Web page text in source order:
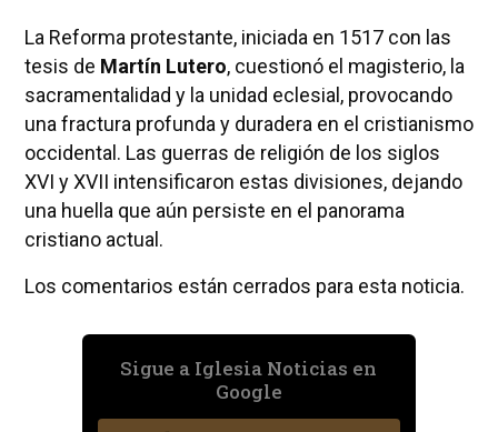
La Reforma protestante, iniciada en 1517 con las
tesis de Martín Lutero, cuestionó el magisterio, la
sacramentalidad y la unidad eclesial, provocando
una fractura profunda y duradera en el cristianismo
occidental. Las guerras de religión de los siglos
XVI y XVII intensificaron estas divisiones, dejando
una huella que aún persiste en el panorama
cristiano actual.
Los comentarios están cerrados para esta noticia.
Sigue a Iglesia Noticias en
Google